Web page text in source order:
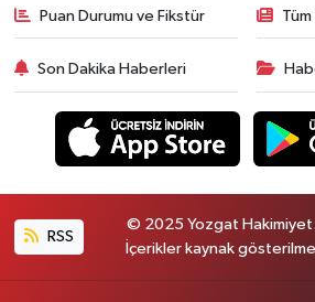
Puan Durumu ve Fikstür
Son Dakika Haberleri
RSS
© 2025 Yozgat Hakimiyet.
İçerikler kaynak